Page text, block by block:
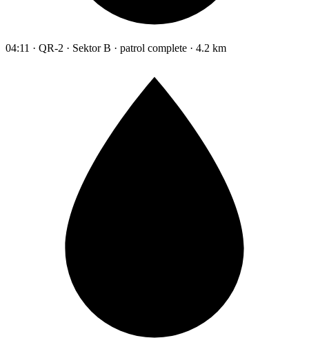
04:11 · QR-2 · Sektor B · patrol complete · 4.2 km